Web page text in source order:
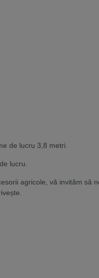
de lucru 3,8 metri.
lucru.
agricole, vă invităm să